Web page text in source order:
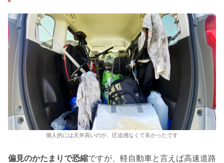
個人的には天井高いのが、圧迫感なくて良かったです
偏見のかたまりで恐縮ですが、軽自動車と言えば高速道路